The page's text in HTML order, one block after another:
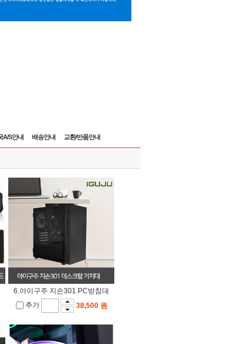
A/S안내 배송안내 교환/반품안내
6.아이구주 지손301 PC받침대
추가
38,500 원